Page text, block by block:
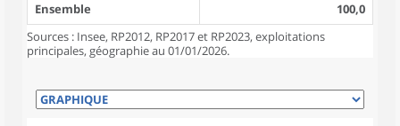
Ensemble
100,0
Sources : Insee, RP2012, RP2017 et RP2023, exploitations
principales, géographie au 01/01/2026.